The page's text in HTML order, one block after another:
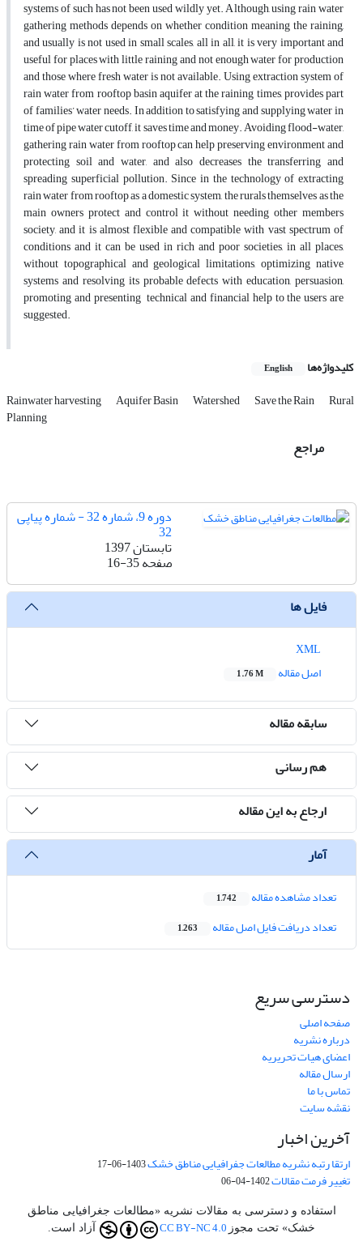
systems of such has not been used wildly yet. Although, using rain water
gathering methods depends on whether condition meaning the raining,
and usually is not used in small scales, all in all, it is very important and
useful for places with little raining and not enough water for production
and those where fresh water is not available. Using extraction system of
rain water from rooftop basin aquifer at the raining times, provides part
of families’ water needs. In addition to satisfying and supplying water in
time of pipe water cutoff, it saves time and money. Avoiding flood-water,
gathering rain water from rooftop can help preserving environment and
protecting soil and water, and also decreases the transferring and
spreading superficial pollution. Since in the technology of extracting
rain water from rooftop as a domestic system, the rurals themselves as the
main owners protect and control it without needing other members
society, and it is almost flexible and compatible with vast spectrum of
conditions and it can be used in rich and poor societies, in all places,
without topographical and geological limitations, optimizing native
systems and resolving its probable defects with education, persuasion,
promoting and presenting technical and financial help to the users are
suggested.
کلیدواژه‌ها English
Rainwater harvesting Aquifer Basin Watershed Save the Rain Rural
Planning
مراجع
دوره 9، شماره 32 - شماره پیاپی
32
تابستان 1397
صفحه16-35
فایل ها
اصل مقاله
1.76 M
سابقه مقاله
هم رسانی
ارجاع به این مقاله
آمار
تعداد مشاهده مقاله 1,742
تعداد دریافت فایل اصل مقاله 1,263
دسترسی سریع
صفحه اصلی
درباره نشریه
اعضای هیات تحریریه
ارسال مقاله
تماس با ما
نقشه سایت
آخرین اخبار
ارتقا رتبه نشریه مطالعات جفرافیایی مناطق خشک1403-06-17
تغییر فرمت مقالات1402-04-06
استفاده و دسترسی به مقالات نشریه «مطالعات جغرافیایی مناطق
خشک» تحت مجوز CC BY-NC 4.0 آزاد است.